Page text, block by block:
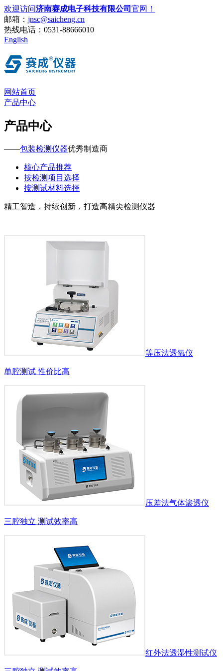
欢迎访问济南赛成电子科技有限公司 官网！
邮箱： jnsc@saicheng.cn
热线电话： 0531-88666010
English
网站首页
产品中心
产品中心
——包装检测仪器优秀制造商
核心产品推荐
按检测项目选择
按测试材料选择
精工智造，持续创新，打造高精尖检测仪器
等压法透氧仪
单腔测试 性价比高
压差法气体渗透仪
三腔独立 测试效率高
红外法透湿性测试仪